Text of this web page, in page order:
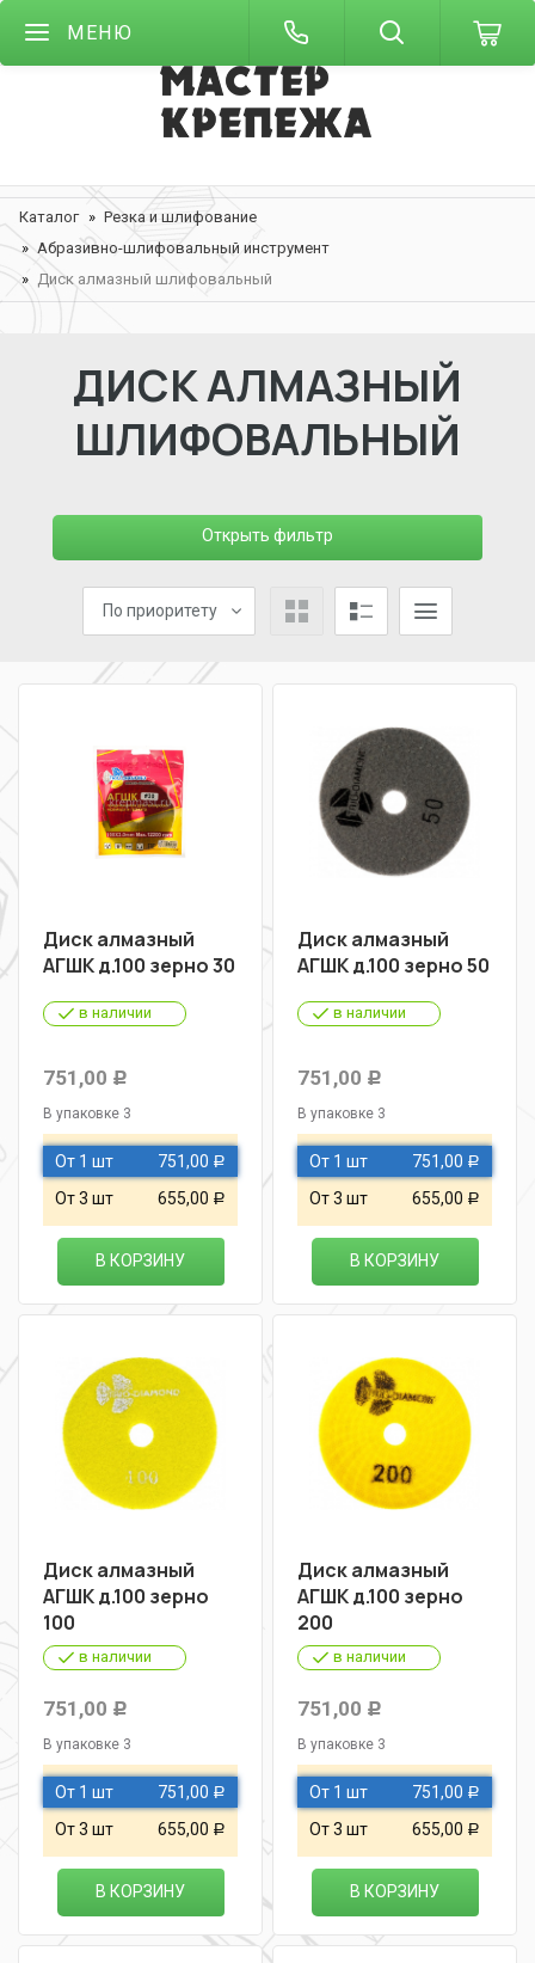
МЕНЮ
Каталог
Резка и шлифование
Абразивно-шлифовальный инструмент
Диск алмазный шлифовальный
ДИСК АЛМАЗНЫЙ
ШЛИФОВАЛЬНЫЙ
Открыть фильтр
По приоритету
Диск алмазный
АГШК д.100 зерно 30
в наличии
751,00 Р
В упаковке 3
От 1 шт 751,00 Р
От 3 шт 655,00 Р
В КОРЗИНУ
Диск алмазный
АГШК д.100 зерно 50
в наличии
751,00 Р
В упаковке 3
От 1 шт 751,00 Р
От 3 шт 655,00 Р
В КОРЗИНУ
Диск алмазный
АГШК д.100 зерно
100
в наличии
751,00 Р
В упаковке 3
От 1 шт 751,00 Р
От 3 шт 655,00 Р
В КОРЗИНУ
Диск алмазный
АГШК д.100 зерно
200
в наличии
751,00 Р
В упаковке 3
От 1 шт 751,00 Р
От 3 шт 655,00 Р
В КОРЗИНУ